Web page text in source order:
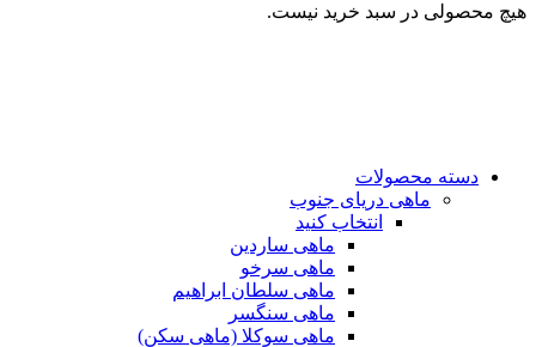
هیچ محصولی در سبد خرید نیست.
دسته محصولات
ماهی دریای جنوب
انتخاب کنید
ماهی ساردین
ماهی سرخو
ماهی سلطان ابراهیم
ماهی سنگسر
ماهی سوکلا (ماهی سکن)